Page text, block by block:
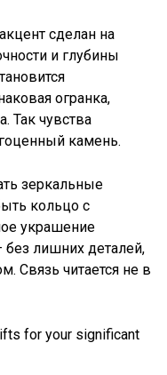
сделан на
и глубины
огранка,
Так чувства
камень.
зеркальные
кольцо с
украшение
без лишних деталей,
Связь читается не в